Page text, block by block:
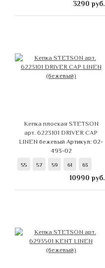
3290 руб.
Кепка плоская STETSON
арт. 6223101 DRIVER CAP
LINEN бежевыйАртикул: 02-
493-02
55 57 59 61 63
10990 руб.